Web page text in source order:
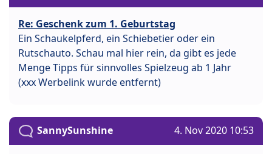
Re: Geschenk zum 1. Geburtstag
Ein Schaukelpferd, ein Schiebetier oder ein
Rutschauto. Schau mal hier rein, da gibt es jede
Menge Tipps für sinnvolles Spielzeug ab 1 Jahr
(xxx Werbelink wurde entfernt)
SannySunshine 4. Nov 2020 10:53